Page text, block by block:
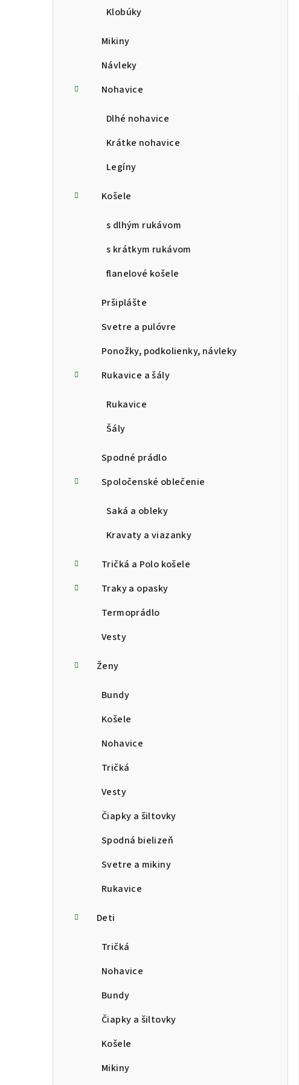
Klobúky
Mikiny
Návleky
Nohavice
Dlhé nohavice
Krátke nohavice
Legíny
Košele
s dlhým rukávom
s krátkym rukávom
flanelové košele
Pršiplášte
Svetre a pulóvre
Ponožky, podkolienky, návleky
Rukavice a šály
Rukavice
Šály
Spodné prádlo
Spoločenské oblečenie
Saká a obleky
Kravaty a viazanky
Tričká a Polo košele
Traky a opasky
Termoprádlo
Vesty
Ženy
Bundy
Košele
Nohavice
Tričká
Vesty
Čiapky a šiltovky
Spodná bielizeň
Svetre a mikiny
Rukavice
Deti
Tričká
Nohavice
Bundy
Čiapky a šiltovky
Košele
Mikiny